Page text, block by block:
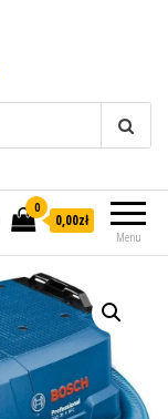
Menu
0
0,00zł